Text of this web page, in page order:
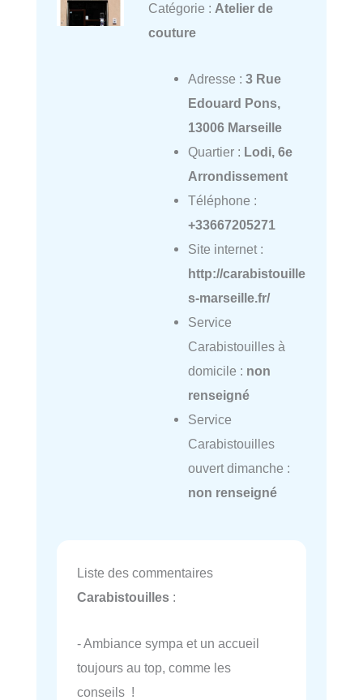
Catégorie : Atelier de
couture
Adresse : 3 Rue
Edouard Pons,
13006 Marseille
Quartier : Lodi, 6e
Arrondissement
Téléphone :
+33667205271
Site internet :
http://carabistouille
s-marseille.fr/
Service
Carabistouilles à
domicile : non
renseigné
Service
Carabistouilles
ouvert dimanche :
non renseigné
Liste des commentaires
Carabistouilles :
- Ambiance sympa et un accueil
toujours au top, comme les
conseils !